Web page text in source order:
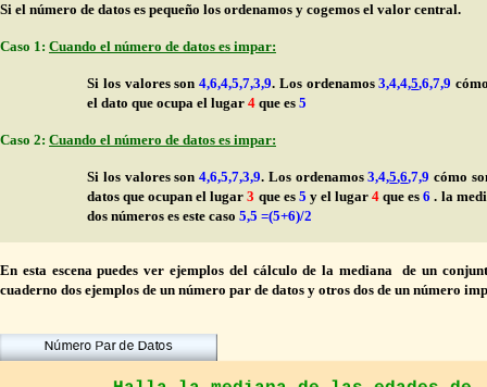
Si el número de datos es pequeño los ordenamos y cogemos el valor central.
Caso 1: Cuando el número de datos es impar:
Si los valores son 4,6,4,5,7,3,9. Los ordenamos3,4,4,5,6,7,9
el dato que ocupa el lugar 4 que es 5
Caso 2: Cuando el número de datos es impar:
Si los valores son4,6,5,7,3,9. Los ordenamos3,4,5,6,7,9 cómo
datos que ocupan el lugar3 que es 5 y el lugar4 que es6 . la
dos números es este caso 5,5 =(5+6)/2
En esta escena puedes ver ejemplos del cálculo de la mediana de un
cuaderno dos ejemplos de un número par de datos y otros dos de un número